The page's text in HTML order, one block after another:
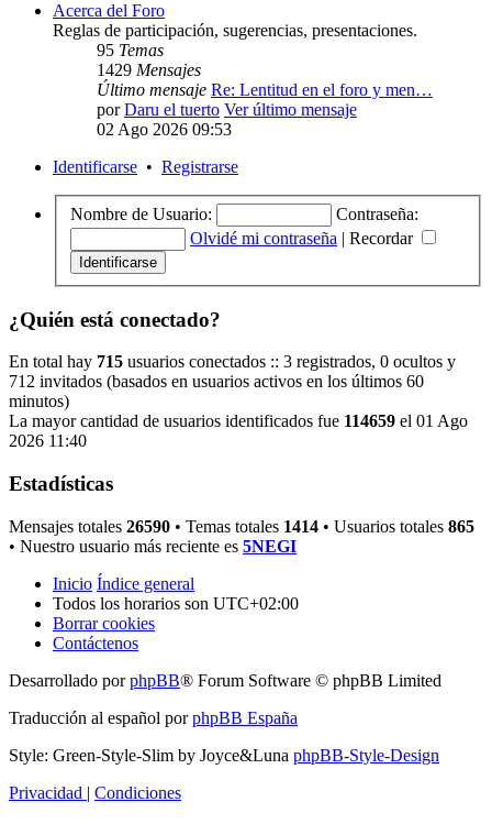
Acerca del Foro
Reglas de participación, sugerencias, presentaciones.
95 Temas
1429 Mensajes
Último mensaje Re: Lentitud en el foro y men…
porDaru el tuerto Ver último mensaje
02 Ago 2026 09:53
Identificarse • Registrarse
Nombre de Usuario:
Contraseña:
Olvidé mi contraseña | Recordar
¿Quién está conectado?
En total hay 715 usuarios conectados :: 3 registrados, 0 ocultos y
712 invitados (basados en usuarios activos en los últimos 60
minutos)
La mayor cantidad de usuarios identificados fue 114659 el 01 Ago
2026 11:40
Estadísticas
Mensajes totales 26590 • Temas totales 1414 • Usuarios totales 865
• Nuestro usuario más reciente es 5NEGI
Inicio Índice general
Todos los horarios son UTC+02:00
Borrar cookies
Contáctenos
Desarrollado porphpBB® Forum Software © phpBB Limited
Traducción al español porphpBB España
Style: Green-Style-Slim by Joyce&Luna phpBB-Style-Design
Privacidad | Condiciones